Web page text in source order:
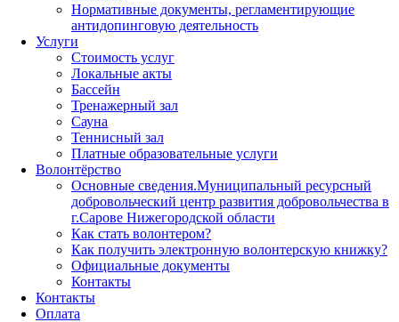
Нормативные документы, регламентирующие
антидопинговую деятельность
Услуги
Стоимость услуг
Локальные акты
Бассейн
Тренажерный зал
Сауна
Теннисный зал
Платные образовательные услуги
Волонтёрство
Основные сведения.Муниципальный ресурсный
добровольческий центр развития добровольчества в
г.Сарове Нижегородской области
Как стать волонтером?
Как получить электронную волонтерскую книжку?
Официальные документы
Контакты
Контакты
Оплата